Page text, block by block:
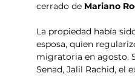
cerrado de Mariano
La propiedad había
esposa, quien
migratoria en agosto.
Senad, Jalil Rachid, el